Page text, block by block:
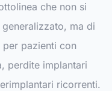
che non si
ma di
pazienti con
perdite implantari
ricorrenti.